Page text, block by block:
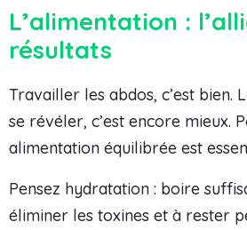
L’alimentation :
résultats
Travailler les abdos, c’est bien.
se révéler, c’est encore mieux.
alimentation équilibrée est
Pensez hydratation : boire
éliminer les toxines et à rester